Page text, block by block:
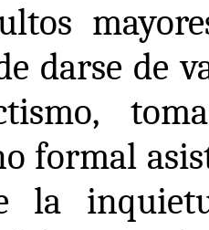
darse de
formal
la